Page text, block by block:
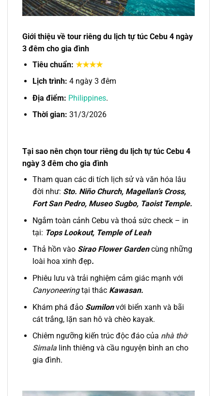
Giới thiệu về tour riêng du lịch tự túc Cebu 4 ngày
3 đêm cho gia đình
Tiêu chuẩn: ★★★★
Lịch trình: 4 ngày 3 đêm
Địa điểm: Philippines.
Thời gian: 31/3/2026
Tại sao nên chọn tour riêng du lịch tự túc Cebu 4
ngày 3 đêm cho gia đình
Tham quan các di tích lịch sử và văn hóa lâu
đời như: Sto. Niño Church, Magellan’s Cross,
Fort San Pedro, Museo Sugbo, Taoist Temple.
Ngắm toàn cảnh Cebu và thoả sức check – in
tại: Tops Lookout, Temple of Leah
Thả hồn vào Sirao Flower Gardencùng những
loài hoa xinh đẹp.
Phiêu lưu và trải nghiệm cảm giác mạnh với
Canyoneeringtại thácKawasan.
Khám phá đảo Sumilonvới biển xanh và bãi
cát trắng, lặn san hô và chèo kayak.
Chiêm ngưỡng kiến trúc độc đáo của nhà thờ
Simala linh thiêng và cầu nguyện bình an cho
gia đình.